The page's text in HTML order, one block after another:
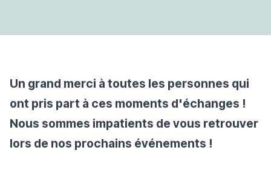
Un grand merci à toutes les personnes qui
ont pris part à ces moments d'échanges !
Nous sommes impatients de vous retrouver
lors de nos prochains événements !